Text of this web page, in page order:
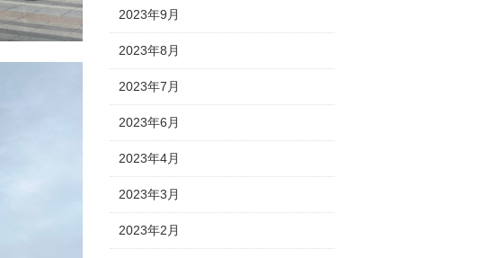
2023年9月
2023年8月
2023年7月
2023年6月
2023年4月
2023年3月
2023年2月